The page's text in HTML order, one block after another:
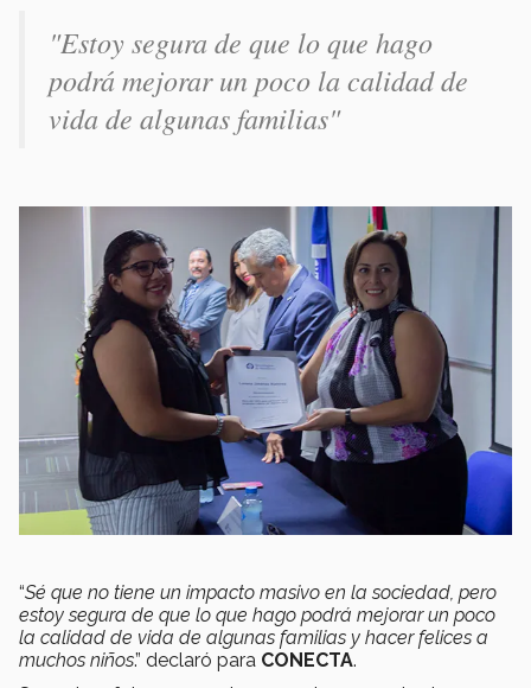
"Estoy segura de que lo que hago
podrá mejorar un poco la calidad de
vida de algunas familias"
“Sé que no tiene un impacto masivo en la sociedad, pero
estoy segura de que lo que hago podrá mejorar un poco
la calidad de vida de algunas familias y hacer felices a
muchos niños.” declaró para CONECTA.